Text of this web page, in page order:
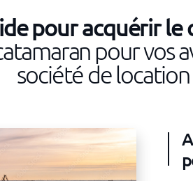
pour acquérir le
pour vos
société de